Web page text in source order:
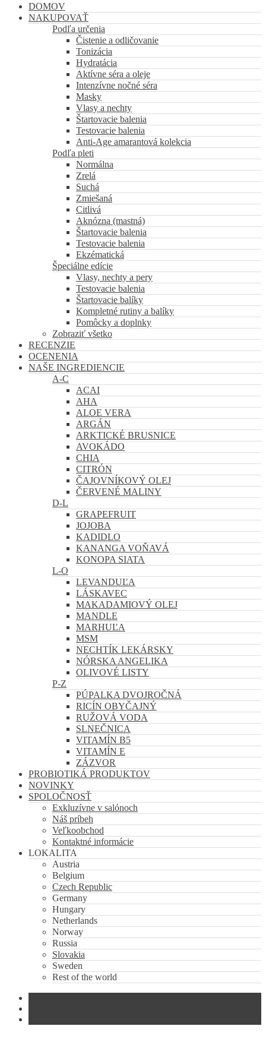
DOMOV
NAKUPOVAŤ
Podľa určenia
Čistenie a odličovanie
Tonizácia
Hydratácia
Aktívne séra a oleje
Intenzívne nočné séra
Masky
Vlasy a nechty
Štartovacie balenia
Testovacie balenia
Anti-Age amarantová kolekcia
Podľa pleti
Normálna
Zrelá
Suchá
Zmiešaná
Citlivá
Aknózna (mastná)
Štartovacie balenia
Testovacie balenia
Ekzématická
Špeciálne edície
Vlasy, nechty a pery
Testovacie balenia
Štartovacie balíky
Kompletné rutiny a balíky
Pomôcky a doplnky
Zobraziť všetko
RECENZIE
OCENENIA
NAŠE INGREDIENCIE
A-C
ACAI
AHA
ALOE VERA
ARGÁN
ARKTICKÉ BRUSNICE
AVOKÁDO
CHIA
CITRÓN
ČAJOVNÍKOVÝ OLEJ
ČERVENÉ MALINY
D-L
GRAPEFRUIT
JOJOBA
KADIDLO
KANANGA VOŇAVÁ
KONOPA SIATA
L-O
LEVANDUĽA
LÁSKAVEC
MAKADAMIOVÝ OLEJ
MANDLE
MARHUĽA
MSM
NECHTÍK LEKÁRSKY
NÓRSKA ANGELIKA
OLIVOVÉ LISTY
P-Z
PÚPALKA DVOJROČNÁ
RICÍN OBYČAJNÝ
RUŽOVÁ VODA
SLNEČNICA
VITAMÍN B5
VITAMÍN E
ZÁZVOR
PROBIOTIKÁ PRODUKTOV
NOVINKY
SPOLOČNOSŤ
Exkluzívne v salónoch
Náš príbeh
Veľkoobchod
Kontaktné informácie
LOKALITA
Austria
Belgium
Czech Republic
Germany
Hungary
Netherlands
Norway
Russia
Slovakia
Sweden
Rest of the world